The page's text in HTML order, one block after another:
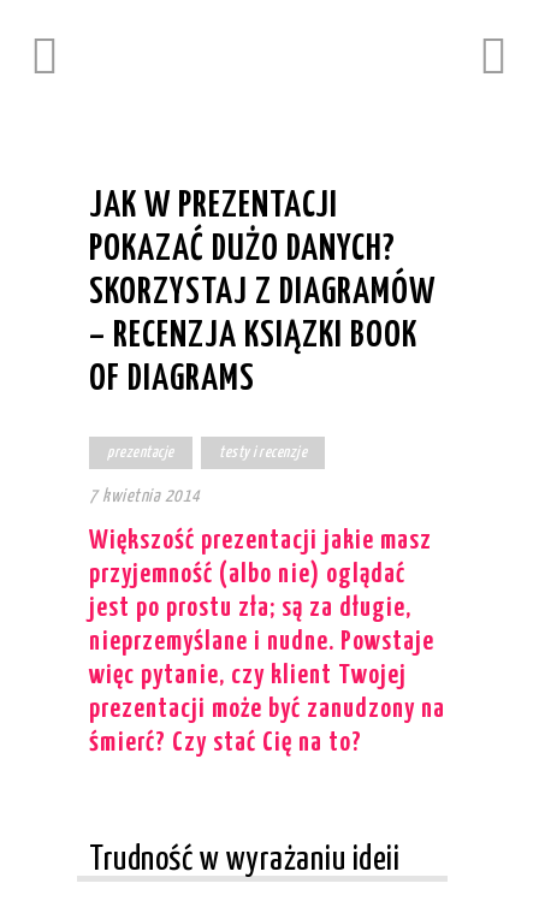
JAK W PREZENTACJI
POKAZAĆ DUŻO DANYCH?
SKORZYSTAJ Z DIAGRAMÓW
– RECENZJA KSIĄZKI BOOK
OF DIAGRAMS
prezentacje testy i recenzje
7 kwietnia 2014
Większość prezentacji jakie masz
przyjemność (albo nie) oglądać
jest po prostu zła; są za długie,
nieprzemyślane i nudne. Powstaje
więc pytanie, czy klient Twojej
prezentacji może być zanudzony na
śmierć? Czy stać Cię na to?
Trudność w wyrażaniu ideii